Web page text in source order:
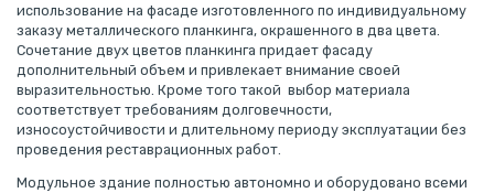
использование на фасаде изготовленного по индивидуальному
заказу металлического планкинга, окрашенного в два цвета.
Сочетание двух цветов планкинга придает фасаду
дополнительный объем и привлекает внимание своей
выразительностью. Кроме того такой выбор материала
соответствует требованиям долговечности,
износоустойчивости и длительному периоду эксплуатации без
проведения реставрационных работ.
Модульное здание полностью автономно и оборудовано всеми